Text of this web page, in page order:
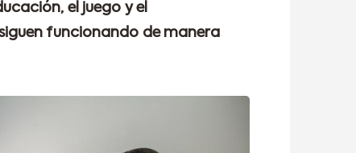
el juego y el
funcionando de manera